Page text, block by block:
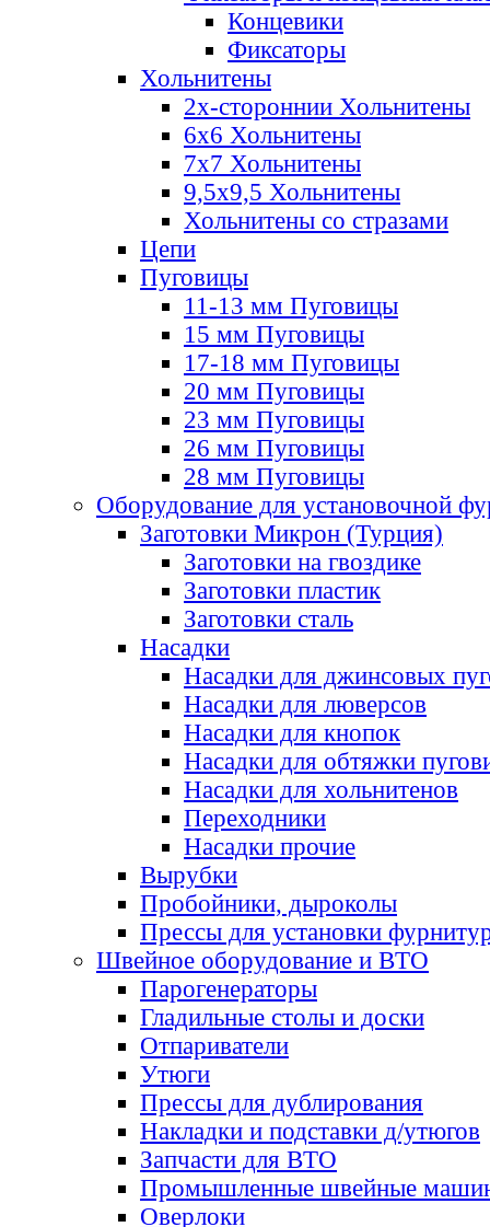
Концевики
Фиксаторы
Хольнитены
2х-стороннии Хольнитены
6х6 Хольнитены
7х7 Хольнитены
9,5х9,5 Хольнитены
Хольнитены со стразами
Цепи
Пуговицы
11-13 мм Пуговицы
15 мм Пуговицы
17-18 мм Пуговицы
20 мм Пуговицы
23 мм Пуговицы
26 мм Пуговицы
28 мм Пуговицы
Оборудование для установочной
Заготовки Микрон (Турция)
Заготовки на гвоздике
Заготовки пластик
Заготовки сталь
Насадки
Насадки для джинсовых
Насадки для люверсов
Насадки для кнопок
Насадки для обтяжки
Насадки для хольнитенов
Переходники
Насадки прочие
Вырубки
Пробойники, дыроколы
Прессы для установки
Швейное оборудование и ВТО
Парогенераторы
Гладильные столы и доски
Отпариватели
Утюги
Прессы для дублирования
Накладки и подставки д/утюгов
Запчасти для ВТО
Промышленные швейные
Оверлоки